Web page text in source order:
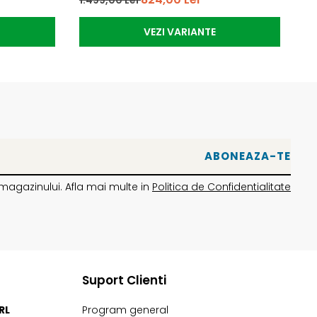
VEZI VARIANTE
Afla mai multe in Politica de Confidentialitate
Suport Clienti
Program general